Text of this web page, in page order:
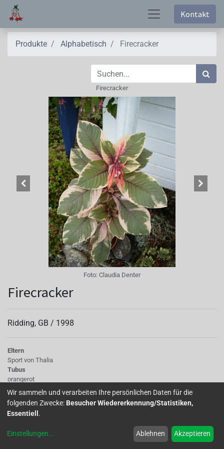
Kontakt
Produkte Alphabetisch Firecracker
Firecracker
Foto: Claudia Denter
Firecracker
Ridding, GB / 1998
Eltern
Sport von Thalia
Tubus
orangerot
Sepalen
orangerot
Korolle/Petalen
rot
panaschiert creme-rot-grün
Wir sammeln und verarbeiten Ihre persönlichen Daten für die
folgenden Zwecke: Besucher Wiedererkennung/Statistiken,
Essentiell .
Einstellungen... Ablehnen Akzeptieren